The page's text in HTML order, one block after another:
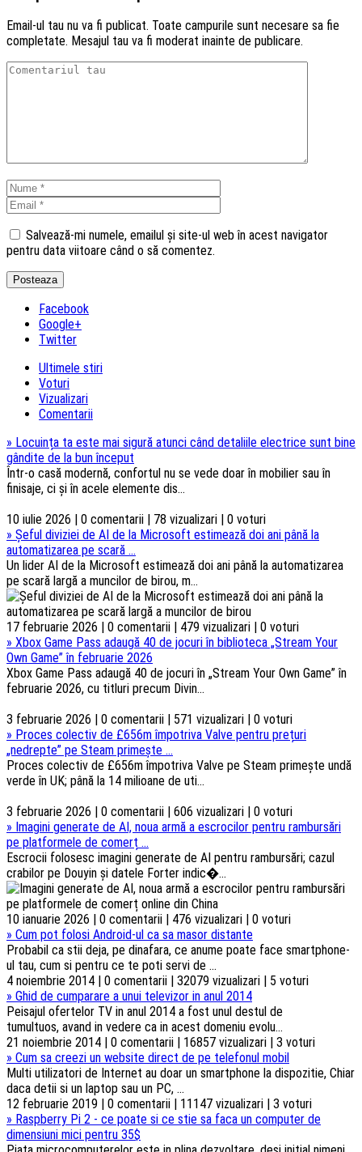
Email-ul tau nu va fi publicat. Toate campurile sunt necesare sa fie
completate. Mesajul tau va fi moderat inainte de publicare.
Salvează-mi numele, emailul și site-ul web în acest navigator
pentru data viitoare când o să comentez.
Facebook
Google+
Twitter
Ultimele stiri
Voturi
Vizualizari
Comentarii
» Locuința ta este mai sigură atunci când detaliile electrice sunt bine
gândite de la bun început
Într-o casă modernă, confortul nu se vede doar în mobilier sau în
finisaje, ci și în acele elemente dis...
10 iulie 2026 | 0 comentarii | 78 vizualizari | 0 voturi
» Șeful diviziei de AI de la Microsoft estimează doi ani până la
automatizarea pe scară ...
Un lider AI de la Microsoft estimează doi ani până la automatizarea
pe scară largă a muncilor de birou, m...
17 februarie 2026 | 0 comentarii | 479 vizualizari | 0 voturi
» Xbox Game Pass adaugă 40 de jocuri în biblioteca „Stream Your
Own Game” în februarie 2026
Xbox Game Pass adaugă 40 de jocuri în „Stream Your Own Game” în
februarie 2026, cu titluri precum Divin...
3 februarie 2026 | 0 comentarii | 571 vizualizari | 0 voturi
» Proces colectiv de £656m împotriva Valve pentru prețuri
„nedrepte” pe Steam primește ...
Proces colectiv de £656m împotriva Valve pe Steam primește undă
verde în UK; până la 14 milioane de uti...
3 februarie 2026 | 0 comentarii | 606 vizualizari | 0 voturi
» Imagini generate de AI, noua armă a escrocilor pentru rambursări
pe platformele de comerț ...
Escrocii folosesc imagini generate de AI pentru rambursări; cazul
crabilor pe Douyin și datele Forter indic�...
10 ianuarie 2026 | 0 comentarii | 476 vizualizari | 0 voturi
» Cum pot folosi Android-ul ca sa masor distante
Probabil ca stii deja, pe dinafara, ce anume poate face smartphone-
ul tau, cum si pentru ce te poti servi de ...
4 noiembrie 2014 | 0 comentarii | 32079 vizualizari | 5 voturi
» Ghid de cumparare a unui televizor in anul 2014
Peisajul ofertelor TV in anul 2014 a fost unul destul de
tumultuos, avand in vedere ca in acest domeniu evolu...
21 noiembrie 2014 | 0 comentarii | 16857 vizualizari | 3 voturi
» Cum sa creezi un website direct de pe telefonul mobil
Multi utilizatori de Internet au doar un smartphone la dispozitie, Chiar
daca detii si un laptop sau un PC, ...
12 februarie 2019 | 0 comentarii | 11147 vizualizari | 3 voturi
» Raspberry Pi 2 - ce poate si ce stie sa faca un computer de
dimensiuni mici pentru 35$